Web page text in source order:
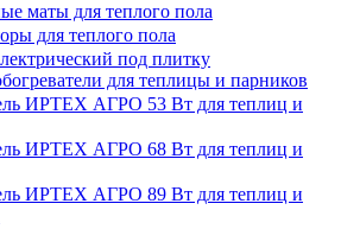
маты для теплого пола
для теплого пола
под плитку
для теплицы и парников
ИРТЕХ АГРО 53 Вт для теплиц и
ИРТЕХ АГРО 68 Вт для теплиц и
ИРТЕХ АГРО 89 Вт для теплиц и